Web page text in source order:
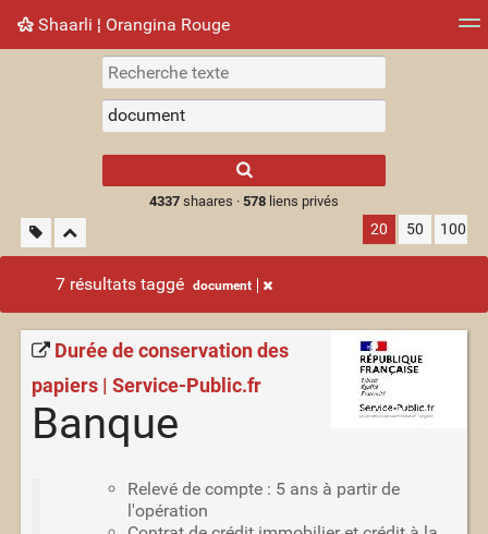
Shaarli ¦ Orangina Rouge
Nuage de tags Mur d'images
results.
4337shaares · 578liens privés
20 50 100
7 résultats taggé document
Durée de conservation des
papiers | Service-Public.fr
Banque
Relevé de compte : 5 ans à partir de
l'opération